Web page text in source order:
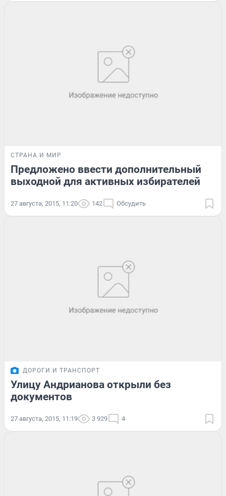
СТРАНА И МИР
Предложено ввести дополнительный
выходной для активных избирателей
27 августа, 2015, 11:20 142 Обсудить
ДОРОГИ И ТРАНСПОРТ
Улицу Андрианова открыли без
документов
27 августа, 2015, 11:19 3 929 4